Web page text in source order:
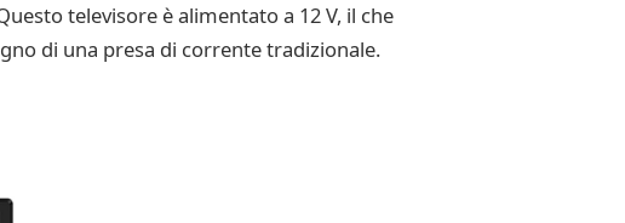
televisore è alimentato a 12 V, il che
di una presa di corrente tradizionale.